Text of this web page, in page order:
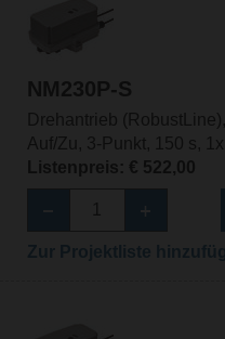
NM230P-S
Drehantrieb
Auf/Zu, 3-Punkt, 150 s,
Listenpreis: € 522,00